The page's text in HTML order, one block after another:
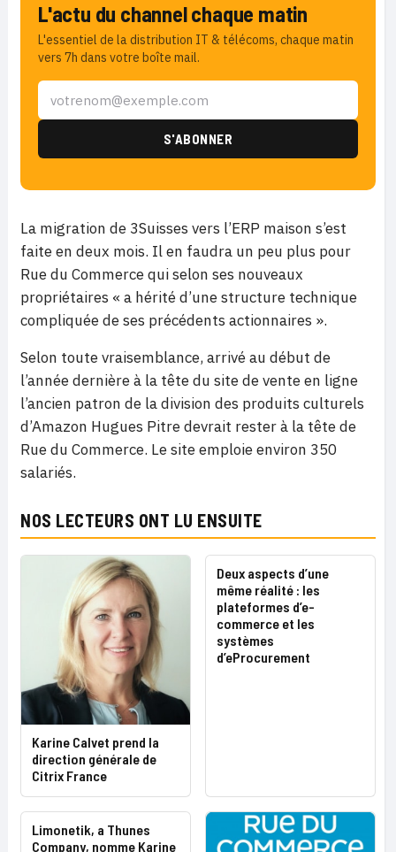
L'actu du channel chaque matin
L'essentiel de la distribution IT & télécoms, chaque matin
vers 7h dans votre boîte mail.
La migration de 3Suisses vers l’ERP maison s’est
faite en deux mois. Il en faudra un peu plus pour
Rue du Commerce qui selon ses nouveaux
propriétaires « a hérité d’une structure technique
compliquée de ses précédents actionnaires ».
Selon toute vraisemblance, arrivé au début de
l’année dernière à la tête du site de vente en ligne
l’ancien patron de la division des produits culturels
d’Amazon Hugues Pitre devrait rester à la tête de
Rue du Commerce. Le site emploie environ 350
salariés.
NOS LECTEURS ONT LU ENSUITE
Karine Calvet prend la
direction générale de
Citrix France
Deux aspects d’une
même réalité : les
plateformes d’e-
commerce et les
systèmes
d’eProcurement
Limonetik, a Thunes
Company, nomme Karine